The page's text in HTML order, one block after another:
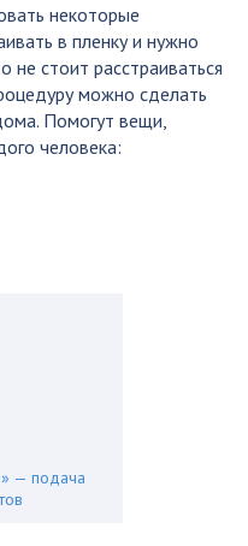
некоторые
в пленку и нужно
не стоит расстраиваться
можно сделать
Помогут вещи,
человека:
— подача